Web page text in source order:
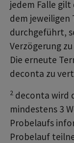
jedem Falle
dem jeweiligen
durchgeführt,
Verzögerung
Die erneute
deconta zu
2 deconta wird
mindestens 3
Probelaufs
Probelauf